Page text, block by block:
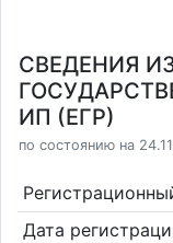
СВЕДЕНИЯ
ИП (ЕГР)
по состоянию на
Дата